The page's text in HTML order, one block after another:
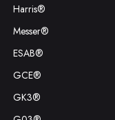
G3008
Harris®
Messer®
ESAB®
GCE®
GK3®